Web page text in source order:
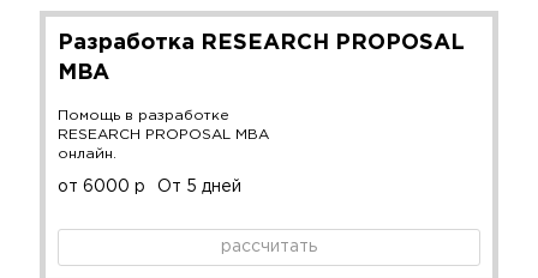
Разработка RESEARCH PROPOSAL
MBA
Помощь в разработке
RESEARCH PROPOSAL MBA
онлайн.
от 6000 р От 5 дней
рассчитать